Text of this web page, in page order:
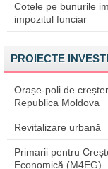
Cotele pe bunurile
impozitul funciar
PROIECTE
Orașe-poli de
Republica Moldova
Revitalizare urbană
Primarii pentru
Economică (M4EG)